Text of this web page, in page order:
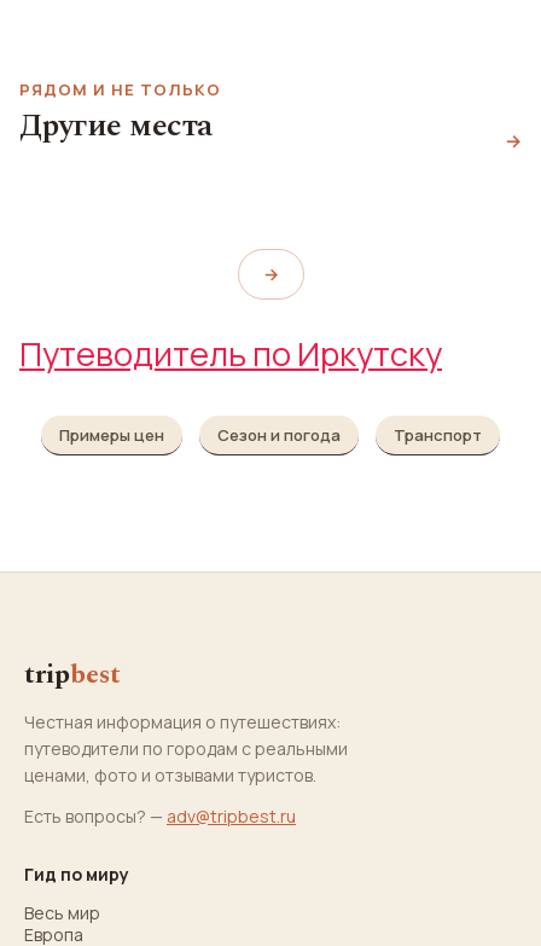
РЯДОМ И НЕ ТОЛЬКО
Другие места →
Центральный парк
→
Путеводитель по Иркутску
Примеры цен Сезон и погода Транспорт
tripbest
Честная информация о путешествиях:
путеводители по городам с реальными
ценами, фото и отзывами туристов.
Есть вопросы? — adv@tripbest.ru
Гид по миру
Весь мир
Европа